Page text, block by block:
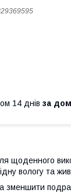
14 днів за
щоденного
вологу та
зменшити